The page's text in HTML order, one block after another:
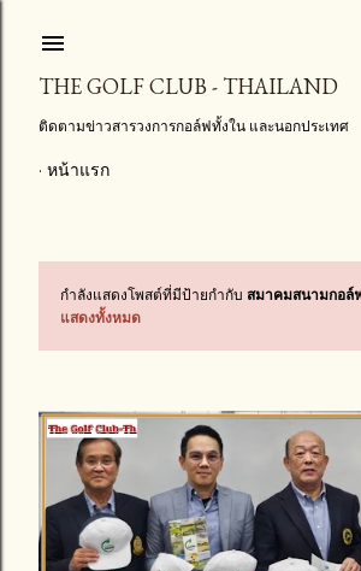
THE GOLF CLUB - THAILAND
ติดตามข่าวสารวงการกอล์ฟทั้งใน และนอกประเทศ
หน้าแรก
ค
ว
า
กำลังแสดงโพสต์ที่มีป้ายกำกับ สมาคมสนามกอล์
แสดงทั้งหมด